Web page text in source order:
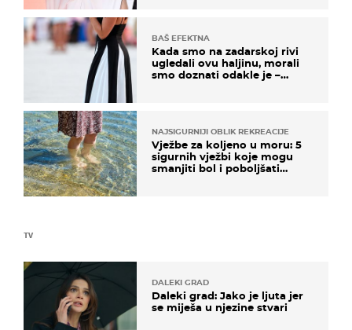
TV
DALEKI GRAD
Daleki grad: Jako je ljuta jer
se miješa u njezine stvari
BAŠ EFEKTNA
Kada smo na zadarskoj rivi
ugledali ovu haljinu, morali
smo doznati odakle je –
NAJSIGURNIJI OBLIK REKREACIJE
Vježbe za koljeno u moru: 5
sigurnih vježbi koje mogu
smanjiti bol i poboljšati